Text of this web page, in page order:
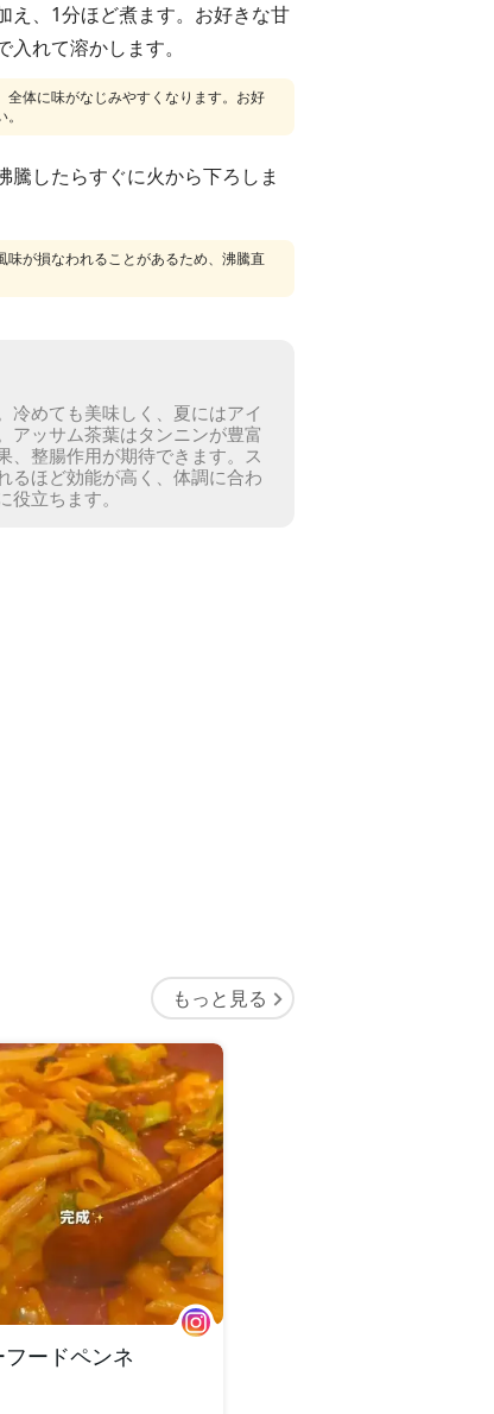
え、1分ほど煮ます。お好きな甘
れて溶かします。
全体に味がなじみやすくなります。お好
騰したらすぐに火から下ろしま
味が損なわれることがあるため、沸騰直
冷めても美味しく、夏にはアイ
アッサム茶葉はタンニンが豊富
整腸作用が期待できます。 ス
るほど効能が高く、体調に合わ
立ちます。
もっと見る
フードペンネ